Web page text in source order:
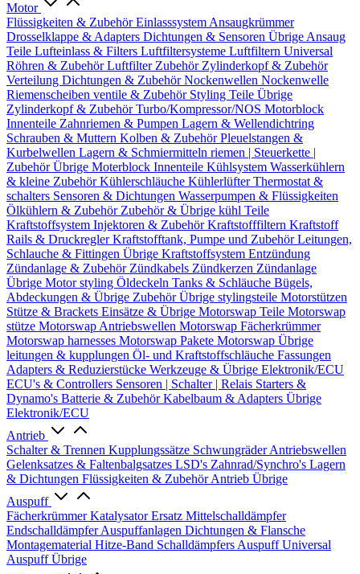
Motor
Flüssigkeiten & ZubehörEinlasssystem Ansaugkrümmer
Drosselklappe & Adapters Dichtungen & Sensoren Übrige Ansaug
Teile Lufteinlass & Filters Luftfiltersysteme Luftfiltern Universal
Röhren & ZubehörLuftfilter Zubehör Zylinderkopf & Zubehör
Verteilung Dichtungen & ZubehörNockenwellen Nockenwelle
Riemenscheiben ventile & Zubehör Styling Teile Übrige
Zylinderkopf & ZubehörTurbo/Kompressor/NOS Motorblock
Innenteile Zahnriemen & Pumpen Lagern & Wellendichtring
Schrauben & Muttern Kolben & ZubehörPleuelstangen &
Kurbelwellen Lagern & Schmiermitteln riemen | Steuerkette |
ZubehörÜbrige Moterblock Innenteile Kühlsystem Wasserkühlern
& kleine ZubehörKühlerschläuche KühlerlüfterThermostat &
schalters Sensoren & Dichtungen Wasserpumpen & Flüssigkeiten
Ölkühlern & Zubehör Zubehör & Übrige kühl Teile
Kraftstoffsystem Injektoren & ZubehörKraftstofffiltern Kraftstoff
Rails & DruckreglerKraftstofftank, Pumpe und ZubehörLeitungen,
Schlauche & Fittingen Übrige Kraftstoffsystem Entzündung
Zündanlage & Zubehör Zündkabels Zündkerzen Zündanlage
Übrige Motor styling Öldeckeln Tanks & Schläuche Bügels,
Abdeckungen & Übrige ZubehörÜbrige stylingsteile Motorstützen
Stütze & Brackets Einsätze & Übrige Motorswap Teile Motorswap
stütze Motorswap Antriebswellen Motorswap Fächerkrümmer
Motorswap harnesses Motorswap Pakete Motorswap Übrige
leitungen & kupplungen Öl- und Kraftstoffschläuche Fassungen
Adapters & Reduzierstücke Werkzeuge & Übrige Elektronik/ECU
ECU's & Controllers Sensoren | Schalter | Relais Starters &
Dynamo's Batterie & ZubehörKabelbaum & Adapters Übrige
Elektronik/ECU
Antrieb
Schalter & Trennen Kupplungssätze SchwungräderAntriebswellen
Gelenksatzes & Faltenbalgsatzes LSD's Zahnrad/Synchro's Lagern
& Dichtungen Flüssigkeiten & ZubehörAntrieb Übrige
Auspuff
FächerkrümmerKatalysator Ersatz Mittelschalldämpfer
EndschalldämpferAuspuffanlagen Dichtungen & Flansche
Montagematerial Hitze-Band Schalldämpfers Auspuff Universal
Auspuff Übrige